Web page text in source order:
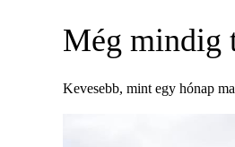
Még mindig
Kevesebb, mint egy hónap